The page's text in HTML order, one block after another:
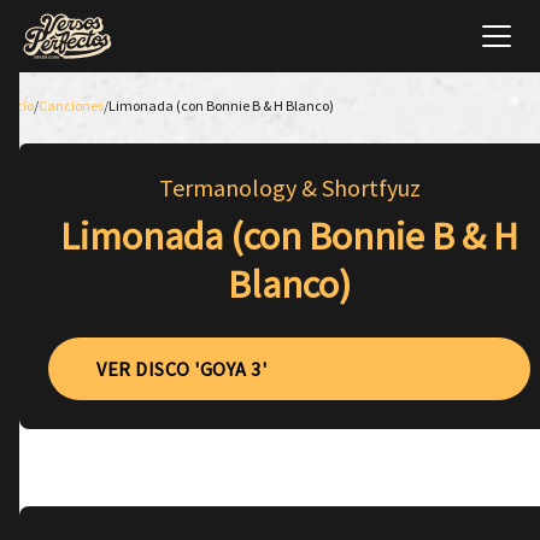
Inicio/Canciones/Limonada (con Bonnie B & H Blanco)
Termanology & Shortfyuz
Limonada (con Bonnie B & H
Blanco)
VER DISCO 'GOYA 3'